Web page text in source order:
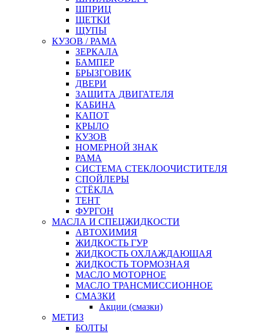
ШПРИЦ
ЩЕТКИ
ЩУПЫ
КУЗОВ / РАМА
ЗЕРКАЛА
БАМПЕР
БРЫЗГОВИК
ДВЕРИ
ЗАЩИТА ДВИГАТЕЛЯ
КАБИНА
КАПОТ
КРЫЛО
КУЗОВ
НОМЕРНОЙ ЗНАК
РАМА
СИСТЕМА СТЕКЛООЧИСТИТЕЛЯ
СПОЙЛЕРЫ
СТЁКЛА
ТЕНТ
ФУРГОН
МАСЛА И СПЕЦЖИДКОСТИ
АВТОХИМИЯ
ЖИДКОСТЬ ГУР
ЖИДКОСТЬ ОХЛАЖДАЮЩАЯ
ЖИДКОСТЬ ТОРМОЗНАЯ
МАСЛО МОТОРНОЕ
МАСЛО ТРАНСМИССИОННОЕ
СМАЗКИ
Акции (смазки)
МЕТИЗ
БОЛТЫ